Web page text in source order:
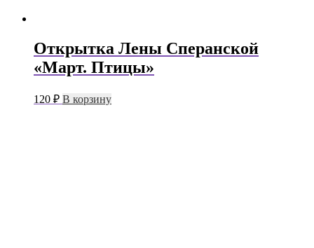
Открытка Лены Сперанской
«Март. Птицы»
120 ₽ В корзину